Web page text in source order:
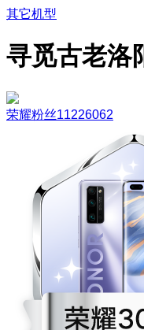
其它机型
寻觅古老洛
荣耀粉丝11226062